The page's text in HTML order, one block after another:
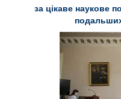
за цікаве наукове